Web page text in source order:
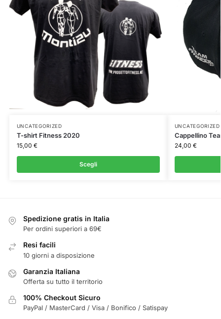
UNCATEGORIZED
T-shirt Fitness 2020
15,00 €
Scegli
UNCATEGORIZED
Cappellino
24,00 €
Spedizione gratis in Italia
Per ordini superiori a 69€
Resi facili
10 giorni a disposizione
Garanzia Italiana
Offerta su tutto il territorio
100% Checkout Sicuro
PayPal / MasterCard / Visa / Bonifico / Satispay